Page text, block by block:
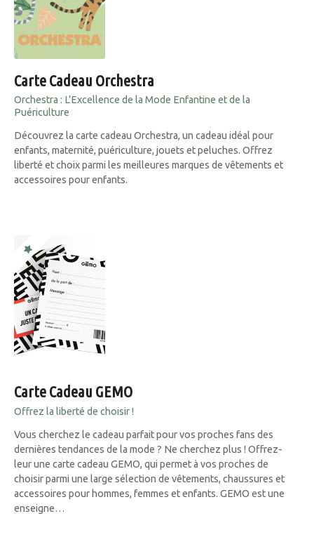
Carte Cadeau Orchestra
Orchestra : L’Excellence de la Mode Enfantine et de la
Puériculture
Découvrez la carte cadeau Orchestra, un cadeau idéal pour
enfants, maternité, puériculture, jouets et peluches. Offrez
liberté et choix parmi les meilleures marques de vêtements et
accessoires pour enfants.
Carte Cadeau GEMO
Offrez la liberté de choisir !
Vous cherchez le cadeau parfait pour vos proches fans des
dernières tendances de la mode ? Ne cherchez plus ! Offrez-
leur une carte cadeau GEMO, qui permet à vos proches de
choisir parmi une large sélection de vêtements, chaussures et
accessoires pour hommes, femmes et enfants. GEMO est une
enseigne…